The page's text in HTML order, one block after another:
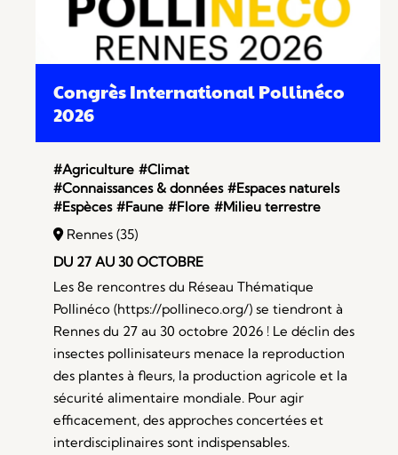
Congrès International Pollinéco
2026
#Agriculture #Climat
#Connaissances & données #Espaces naturels
#Espèces #Faune #Flore #Milieu terrestre
Rennes (35)
DU 27 AU 30 OCTOBRE
Les 8e rencontres du Réseau Thématique
Pollinéco (https://pollineco.org/) se tiendront à
Rennes du 27 au 30 octobre 2026 ! Le déclin des
insectes pollinisateurs menace la reproduction
des plantes à fleurs, la production agricole et la
sécurité alimentaire mondiale. Pour agir
efficacement, des approches concertées et
interdisciplinaires sont indispensables.